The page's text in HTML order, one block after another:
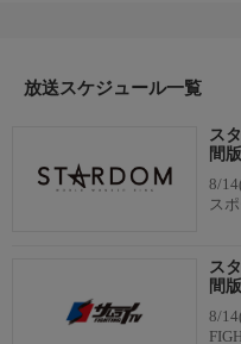
放送スケジュール一覧
ス
間
8/
ス
ス
間
8/